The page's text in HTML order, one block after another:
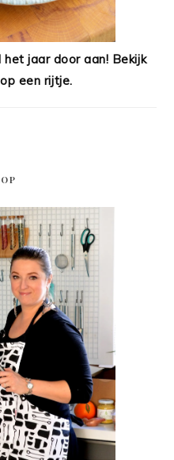
jaar door aan! Bekijk
een rijtje.